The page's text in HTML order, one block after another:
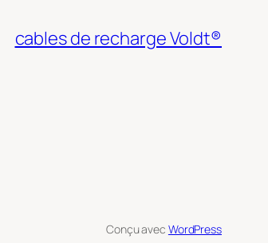
cables de recharge Voldt®
Conçu avec WordPress